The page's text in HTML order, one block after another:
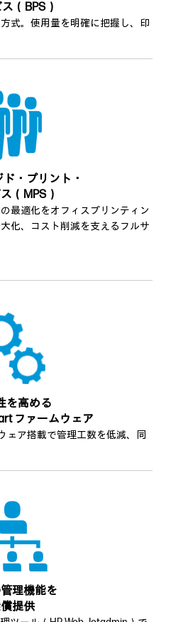
（BPS）
式。使用量を明確に把握し、印
・プリント・
（MPS）
最適化をオフィスプリンティン
化、コスト削減を支えるフルサ
を高める
ファームウェア
ェア搭載で管理工数を低減、同
理機能を
提供